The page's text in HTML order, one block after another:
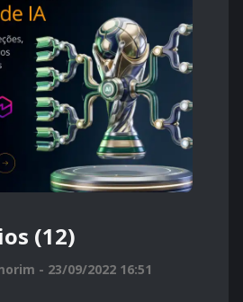
(12)
- 23/09/2022 16:51